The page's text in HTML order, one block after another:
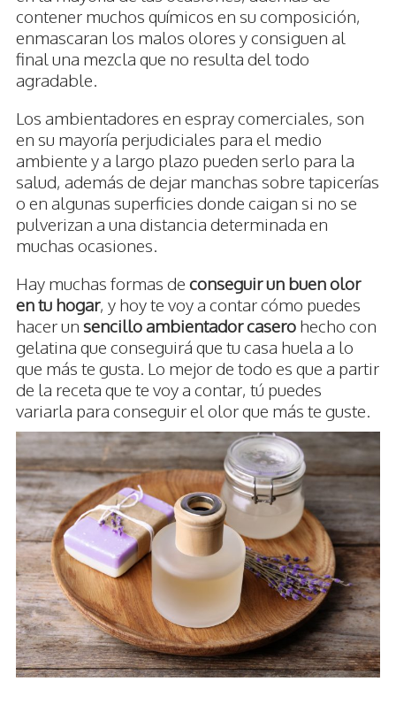
contener muchos químicos en su composición,
enmascaran los malos olores y consiguen al
final una mezcla que no resulta del todo
agradable.
Los ambientadores en espray comerciales, son
en su mayoría perjudiciales para el medio
ambiente y a largo plazo pueden serlo para la
salud, además de dejar manchas sobre tapicerías
o en algunas superficies donde caigan si no se
pulverizan a una distancia determinada en
muchas ocasiones.
Hay muchas formas de conseguir un buen olor
en tu hogar, y hoy te voy a contar cómo puedes
hacer un sencillo ambientador casero hecho con
gelatina que conseguirá que tu casa huela a lo
que más te gusta. Lo mejor de todo es que a partir
de la receta que te voy a contar, tú puedes
variarla para conseguir el olor que más te guste.